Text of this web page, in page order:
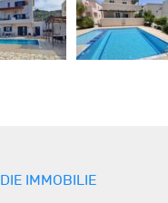
DIE IMMOBILIE